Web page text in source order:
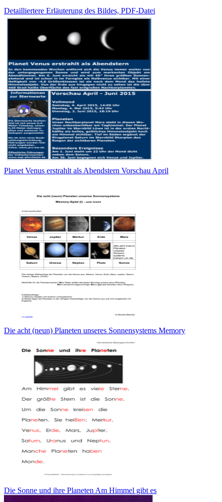
Detailliertere Erläuterung des Bildes, PDF-Datei
Planet Venus erstrahlt als Abendstern Vorschau April
Die acht (neun) Planeten unseres Sonnensystems Memory
Die Sonne und ihre Planeten Am Himmel gibt es